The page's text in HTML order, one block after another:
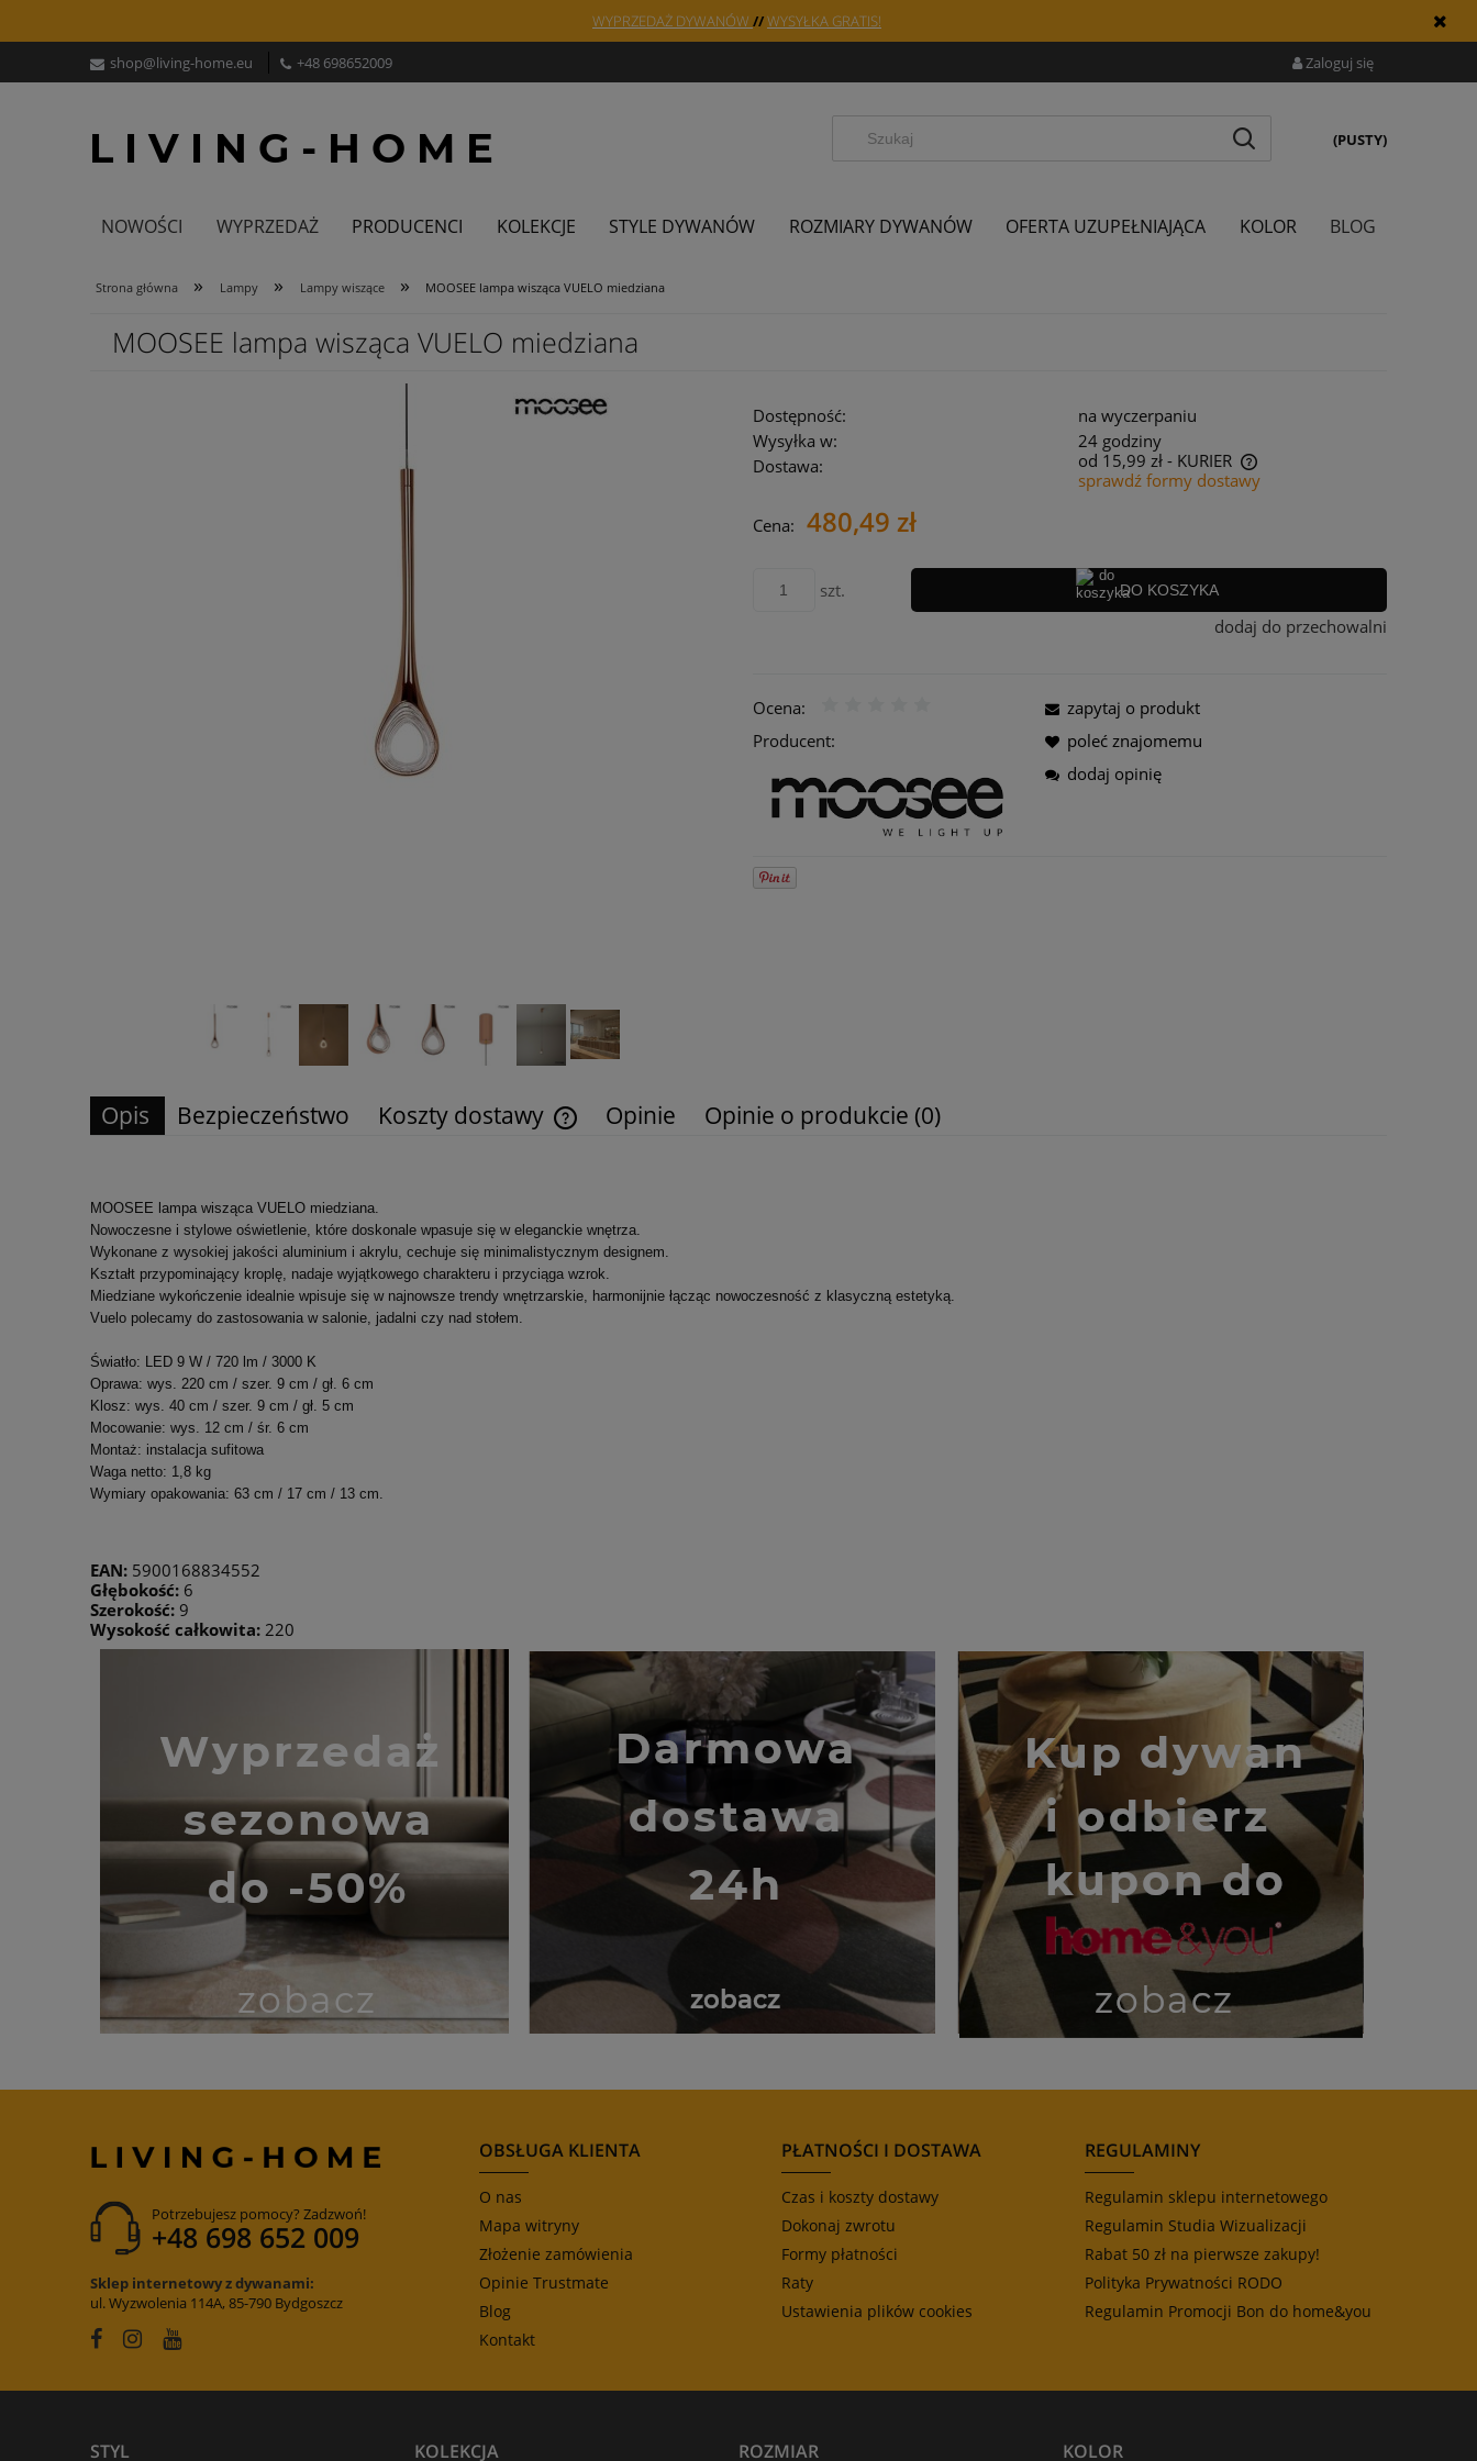
WYPRZEDAŻ DYWANÓW //WYSYŁKA GRATIS!
shop@living-home.eu +48 698652009 Zaloguj się
(PUSTY)
NOWOŚCI WYPRZEDAŻ PRODUCENCI KOLEKCJE STYLE DYWANÓW ROZMIARY DYWANÓW OFERTA UZUPEŁNIAJĄCA KOLOR BLOG
Strona główna » Lampy » Lampy wiszące » MOOSEE lampa wisząca VUELO miedziana
MOOSEE lampa wisząca VUELO miedziana
Dostępność:
na wyczerpaniu
Wysyłka w:
24 godziny
Dostawa:
od 15,99 zł - KURIER
sprawdź formy dostawy
Cena: 480,49 zł
szt. DO KOSZYKA
dodaj do przechowalni
Ocena:
Producent:
zapytaj o produkt
poleć znajomemu
dodaj opinię
Opis Bezpieczeństwo Koszty dostawy Opinie Opinie o produkcie (0)
MOOSEE lampa wisząca VUELO miedziana.
Nowoczesne i stylowe oświetlenie, które doskonale wpasuje się w eleganckie wnętrza.
Wykonane z wysokiej jakości aluminium i akrylu, cechuje się minimalistycznym designem.
Kształt przypominający kroplę, nadaje wyjątkowego charakteru i przyciąga wzrok.
Miedziane wykończenie idealnie wpisuje się w najnowsze trendy wnętrzarskie, harmonijnie łącząc nowoczesność z klasyczną estetyką.
Vuelo polecamy do zastosowania w salonie, jadalni czy nad stołem.
Światło: LED 9 W / 720 lm / 3000 K
Oprawa: wys. 220 cm / szer. 9 cm / gł. 6 cm
Klosz: wys. 40 cm / szer. 9 cm / gł. 5 cm
Mocowanie: wys. 12 cm / śr. 6 cm
Montaż: instalacja sufitowa
Waga netto: 1,8 kg
Wymiary opakowania: 63 cm / 17 cm / 13 cm.
EAN: 5900168834552
Głębokość: 6
Szerokość: 9
Wysokość całkowita: 220
Potrzebujesz pomocy? Zadzwoń!
+48 698 652 009
Sklep internetowy z dywanami:
ul. Wyzwolenia 114A, 85-790 Bydgoszcz
OBSŁUGA KLIENTA
O nas
Mapa witryny
Złożenie zamówienia
Opinie Trustmate
Blog
Kontakt
PŁATNOŚCI I DOSTAWA
Czas i koszty dostawy
Dokonaj zwrotu
Formy płatności
Raty
Ustawienia plików cookies
REGULAMINY
Regulamin sklepu internetowego
Regulamin Studia Wizualizacji
Rabat 50 zł na pierwsze zakupy!
Polityka Prywatności RODO
Regulamin Promocji Bon do home&you
STYL KOLEKCJA ROZMIAR KOLOR